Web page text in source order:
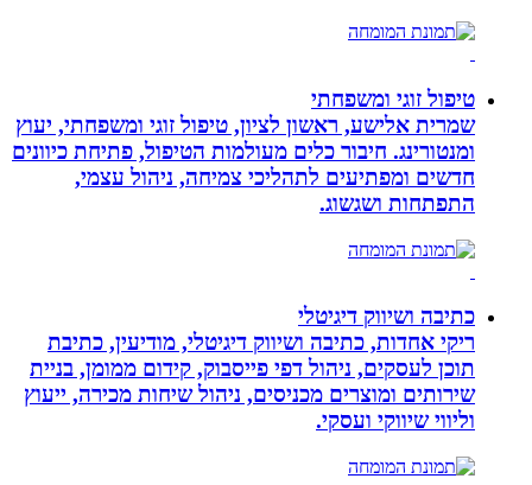
טיפול זוגי ומשפחתי
שמרית אלישע, ראשון לציון, טיפול זוגי ומשפחתי, יעוץ
ומנטורינג. חיבור כלים מעולמות הטיפול, פתיחת כיוונים
חדשים ומפתיעים לתהליכי צמיחה, ניהול עצמי,
התפתחות ושגשוג.
כתיבה ושיווק דיגיטלי
ריקי אחדות, כתיבה ושיווק דיגיטלי, מודיעין, כתיבת
תוכן לעסקים, ניהול דפי פייסבוק, קידום ממומן, בניית
שירותים ומוצרים מכניסים, ניהול שיחות מכירה, ייעוץ
וליווי שיווקי ועסקי.